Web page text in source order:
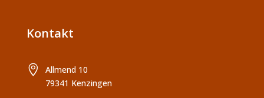
Kontakt

Allmend 10
79341 Kenzingen